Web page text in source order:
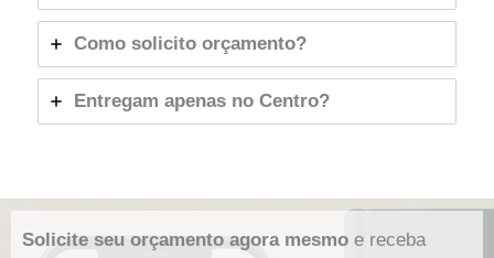
Como solicito orçamento?
Entregam apenas no Centro?
Solicite seu orçamento agora mesmo e receba